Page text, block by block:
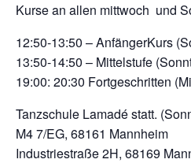
Kurse an allen mittwoch und
12:50-13:50 – AnfängerKurs
13:50-14:50 – Mittelstufe
19:00: 20:30 Fortgeschritten
Tanzschule Lamadé statt.
M4 7/EG, 68161 Mannheim
Industriestraße 2H, 68169